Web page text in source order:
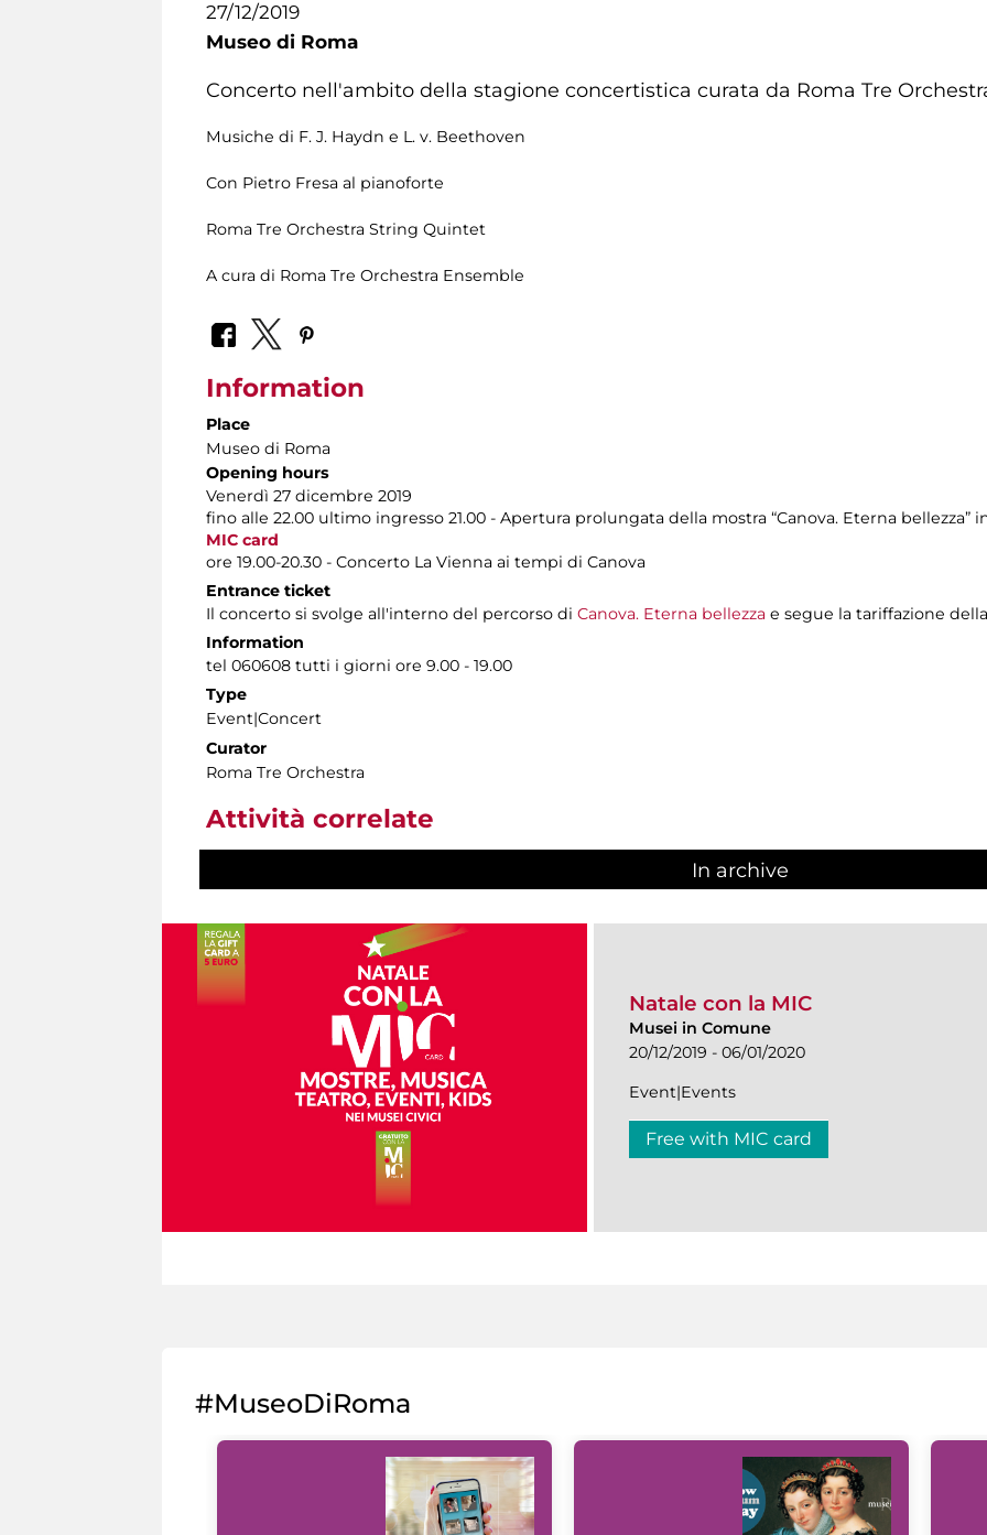
27/12/2019
Museo di Roma
Concerto nell'ambito della stagione concertistica curata da Roma Tre
Musiche di F. J. Haydn e L. v. Beethoven
Con Pietro Fresa al pianoforte
Roma Tre Orchestra String Quintet
A cura di Roma Tre Orchestra Ensemble
Information
Place
Museo di Roma
Opening hours
Venerdì 27 dicembre 2019
fino alle 22.00 ultimo ingresso 21.00 - Apertura prolungata della mostra “Canova. Eterna
MIC card
ore 19.00-20.30 - Concerto La Vienna ai tempi di Canova
Entrance ticket
Il concerto si svolge all'interno del percorso di Canova. Eterna bellezza e segue la tariffazione
Information
tel 060608 tutti i giorni ore 9.00 - 19.00
Type
Event|Concert
Curator
Roma Tre Orchestra
Attività correlate
In archive
Natale con la MIC
Musei in Comune
20/12/2019 - 06/01/2020
Event|Events
Free with MIC card
#MuseoDiRoma